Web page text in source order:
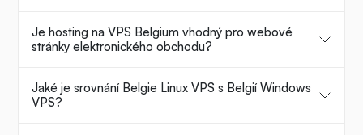
Je hosting na VPS Belgium vhodný pro webové
stránky elektronického obchodu?
Jaké je srovnání Belgie Linux VPS s Belgií Windows
VPS?